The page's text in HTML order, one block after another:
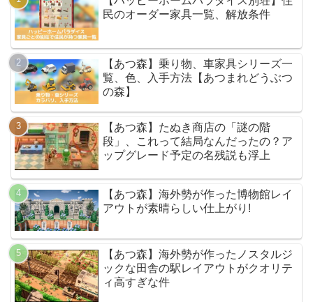
民のオーダー家具一覧、解放条件
【あつ森】乗り物、車家具シリーズ一
覧、色、入手方法【あつまれどうぶつ
の森】
【あつ森】たぬき商店の「謎の階
段」、これって結局なんだったの？ア
ップグレード予定の名残説も浮上
【あつ森】海外勢が作った博物館レイ
アウトが素晴らしい仕上がり!
【あつ森】海外勢が作ったノスタルジ
ックな田舎の駅レイアウトがクオリテ
ィ高すぎな件